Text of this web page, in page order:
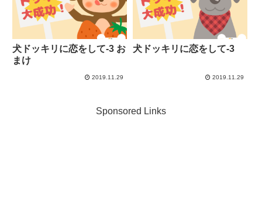
犬ドッキリに恋をして-3 お
まけ
2019.11.29
犬ドッキリに恋をして-3
2019.11.29
Sponsored Links